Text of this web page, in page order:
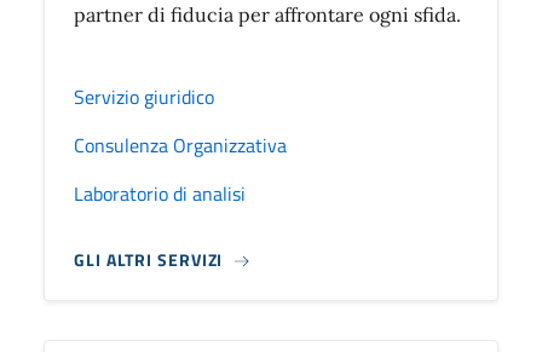
partner di fiducia per affrontare ogni sfida.
Servizio giuridico
Consulenza Organizzativa
Laboratorio di analisi
GLI ALTRI SERVIZI